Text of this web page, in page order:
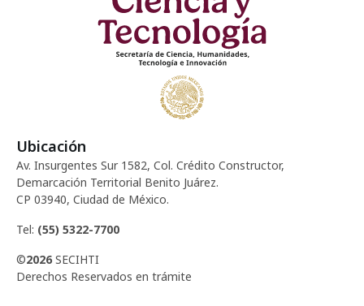
Ubicación
Av. Insurgentes Sur 1582, Col. Crédito Constructor,
Demarcación Territorial Benito Juárez.
CP 03940, Ciudad de México.
Tel: (55) 5322-7700
©2026 SECIHTI
Derechos Reservados en trámite